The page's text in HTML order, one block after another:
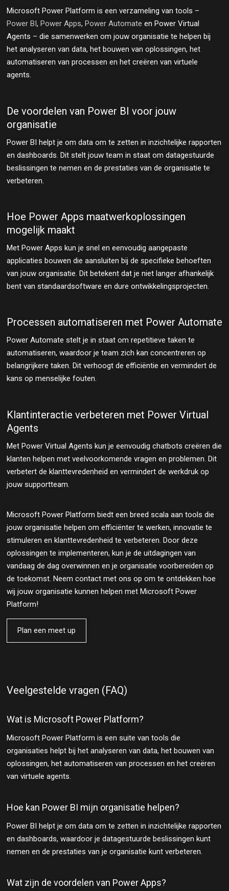
Microsoft Power Platform is een verzameling van tools –
Power BI, Power Apps, Power Automate en Power Virtual
Agents – die samenwerken om jouw organisatie te helpen bij
het analyseren van data, het bouwen van oplossingen, het
automatiseren van processen en het creëren van virtuele
agents.
De voordelen van Power BI voor jouw
organisatie
Power BI helpt je om data om te zetten in inzichtelijke rapporten
en dashboards. Dit stelt jouw team in staat om datagestuurde
beslissingen te nemen en de prestaties van de organisatie te
verbeteren.
Hoe Power Apps maatwerkoplossingen
mogelijk maakt
Met Power Apps kun je snel en eenvoudig aangepaste
applicaties bouwen die aansluiten bij de specifieke behoeften
van jouw organisatie. Dit betekent dat je niet langer afhankelijk
bent van standaardsoftware en dure ontwikkelingsprojecten.
Processen automatiseren met Power Automate
Power Automate stelt je in staat om repetitieve taken te
automatiseren, waardoor je team zich kan concentreren op
belangrijkere taken. Dit verhoogt de efficiëntie en vermindert de
kans op menselijke fouten.
Klantinteractie verbeteren met Power Virtual
Agents
Met Power Virtual Agents kun je eenvoudig chatbots creëren die
klanten helpen met veelvoorkomende vragen en problemen. Dit
verbetert de klanttevredenheid en vermindert de werkdruk op
jouw supportteam.
Microsoft Power Platform biedt een breed scala aan tools die
jouw organisatie helpen om efficiënter te werken, innovatie te
stimuleren en klanttevredenheid te verbeteren. Door deze
oplossingen te implementeren, kun je de uitdagingen van
vandaag de dag overwinnen en je organisatie voorbereiden op
de toekomst. Neem contact met ons op om te ontdekken hoe
wij jouw organisatie kunnen helpen met Microsoft Power
Platform!
Plan een meet up
Veelgestelde vragen (FAQ)
Wat is Microsoft Power Platform?
Microsoft Power Platform is een suite van tools die
organisaties helpt bij het analyseren van data, het bouwen van
oplossingen, het automatiseren van processen en het creëren
van virtuele agents.
Hoe kan Power BI mijn organisatie helpen?
Power BI helpt je om data om te zetten in inzichtelijke rapporten
en dashboards, waardoor je datagestuurde beslissingen kunt
nemen en de prestaties van je organisatie kunt verbeteren.
Wat zijn de voordelen van Power Apps?